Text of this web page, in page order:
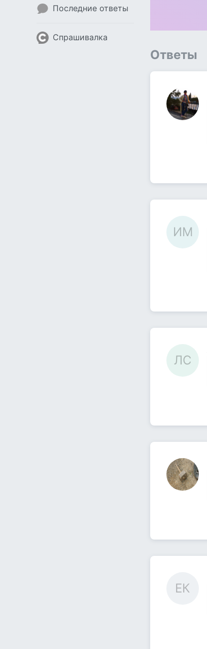
Последние ответы
Спрашивалка
Ответы
ИМ
ЛС
ЕК